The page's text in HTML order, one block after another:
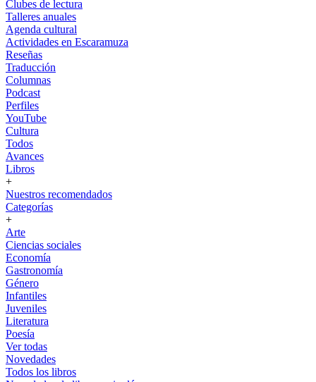
Clubes de lectura
Talleres anuales
Agenda cultural
Actividades en Escaramuza
Reseñas
Traducción
Columnas
Podcast
Perfiles
YouTube
Cultura
Todos
Avances
Libros
+
Nuestros recomendados
Categorías
+
Arte
Ciencias sociales
Economía
Gastronomía
Género
Infantiles
Juveniles
Literatura
Poesía
Ver todas
Novedades
Todos los libros